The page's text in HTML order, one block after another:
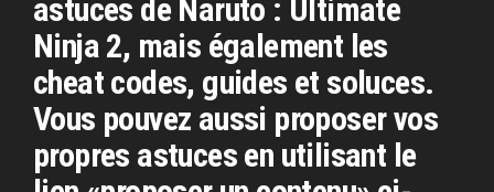
astuces de Naruto : Ultimate
Ninja 2, mais également les
cheat codes, guides et soluces.
Vous pouvez aussi proposer vos
propres astuces en utilisant le